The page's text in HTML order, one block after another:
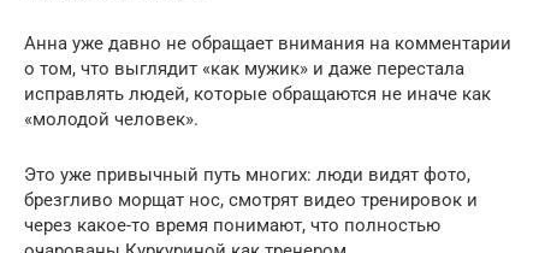
Анна уже давно не обращает внимания на комментарии
о том, что выглядит «как мужик» и даже перестала
исправлять людей, которые обращаются не иначе как
«молодой человек».
Это уже привычный путь многих: люди видят фото,
брезгливо морщат нос, смотрят видео тренировок и
через какое-то время понимают, что полностью